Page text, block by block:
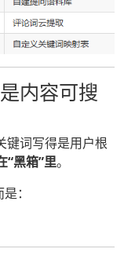
内容可搜
键词写得是用户根
“黑箱”里。
：